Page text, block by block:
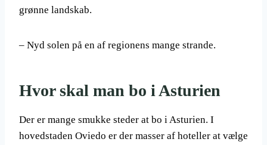
grønne landskab.
– Nyd solen på en af regionens mange strande.
Hvor skal man bo i Asturien
Der er mange smukke steder at bo i Asturien. I
hovedstaden Oviedo er der masser af hoteller at vælge